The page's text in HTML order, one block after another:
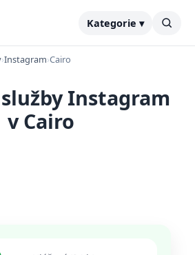
Kategorie ▾
›Instagram›Cairo
Instagram
v Cairo